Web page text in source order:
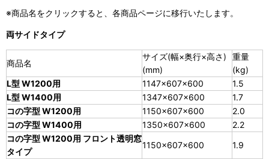
※商品名をクリックすると、各商品ページに移行いたします。
両サイドタイプ
商品名
サイズ(幅×奥行×高さ)
(mm)
重量
(kg)
L型 W1200用
1147×607×600
1.5
L型 W1400用
1347×607×600
1.7
コの字型 W1200用
1150×607×600
2.0
コの字型 W1400用
1350×607×600
2.2
コの字型 W1200用 フロント透明窓
タイプ
1150×607×600
1.9